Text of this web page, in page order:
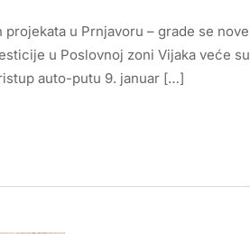
u Prnjavoru – grade se nove
u Poslovnoj zoni Vijaka veće su
auto-putu 9. januar […]